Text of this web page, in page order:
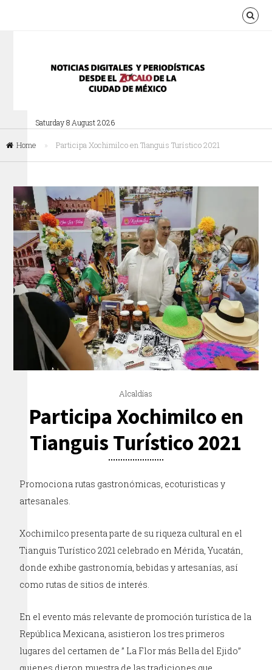
Saturday 8 August 2026
Home » Participa Xochimilco en Tianguis Turístico 2021
Alcaldías
Participa Xochimilco en
Tianguis Turístico 2021
Promociona rutas gastronómicas, ecoturisticas y
artesanales.
Xochimilco presenta parte de su riqueza cultural en el
Tianguis Turístico 2021 celebrado en Mérida, Yucatán,
donde exhibe gastronomía, bebidas y artesanías, así
como rutas de sitios de interés.
En el evento más relevante de promoción turística de la
República Mexicana, asistieron los tres primeros
lugares del certamen de ” La Flor más Bella del Ejido”